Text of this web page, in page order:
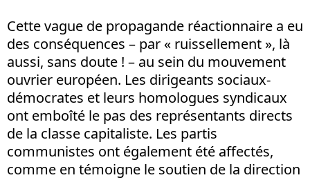
Cette vague de propagande réactionnaire a eu
des conséquences – par « ruissellement », là
aussi, sans doute ! – au sein du mouvement
ouvrier européen. Les dirigeants sociaux-
démocrates et leurs homologues syndicaux
ont emboîté le pas des représentants directs
de la classe capitaliste. Les partis
communistes ont également été affectés,
comme en témoigne le soutien de la direction